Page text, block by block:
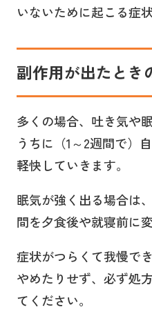
いないために起こる症状
副作用が出たとき
多くの場合、吐き気や
うちに（1～2週間で）
軽快していきます。
眠気が強く出る場合は
間を夕食後や就寝前に
症状がつらくて我慢で
やめたりせず、必ず処
てください。